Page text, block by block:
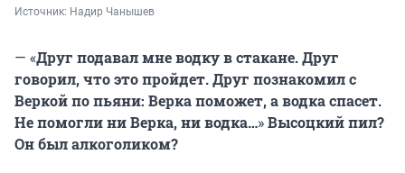
Источник: Надир Чанышев
— «Друг подавал мне водку в стакане. Друг
говорил, что это пройдет. Друг познакомил с
Веркой по пьяни: Верка поможет, а водка спасет.
Не помогли ни Верка, ни водка…»Высоцкий пил?
Он был алкоголиком?